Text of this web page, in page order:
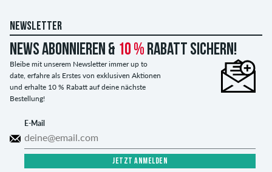
NEWSLETTER
News abonnieren & 10 % Rabatt sichern!
Bleibe mit unserem Newsletter immer up to
date, erfahre als Erstes von exklusiven Aktionen
und erhalte 10 % Rabatt auf deine nächste
Bestellung!
E-Mail
JETZT ANMELDEN